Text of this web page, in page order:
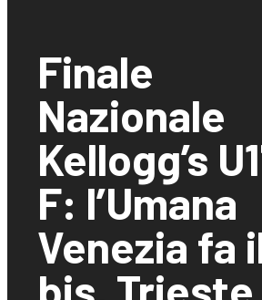
Finale
Nazionale
Kellogg’s
F: l’Umana
Venezia fa